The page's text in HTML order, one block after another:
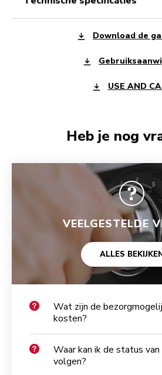
Download de
USE AND
Heb je nog
VEELGESTELDE
ALLES
Wat zijn de
kosten?
Waar kan ik de status
volgen?